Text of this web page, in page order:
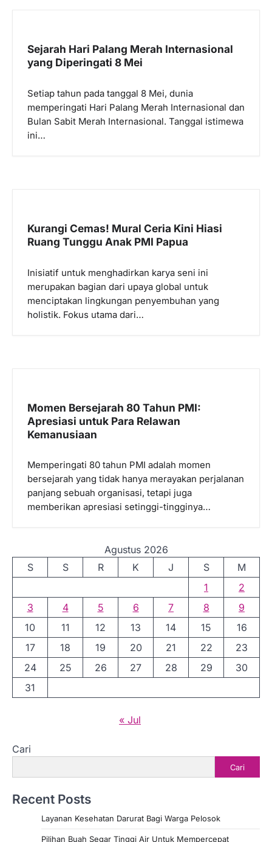
Sejarah Hari Palang Merah Internasional
yang Diperingati 8 Mei
Setiap tahun pada tanggal 8 Mei, dunia
memperingati Hari Palang Merah Internasional dan
Bulan Sabit Merah Internasional. Tanggal istimewa
ini…
Kurangi Cemas! Mural Ceria Kini Hiasi
Ruang Tunggu Anak PMI Papua
Inisiatif untuk menghadirkan karya seni ini
merupakan bagian dari upaya global untuk
menciptakan lingkungan penyembuhan yang
holistik. Fokus utama dari…
Momen Bersejarah 80 Tahun PMI:
Apresiasi untuk Para Relawan
Kemanusiaan
Memperingati 80 tahun PMI adalah momen
bersejarah yang tidak hanya merayakan perjalanan
panjang sebuah organisasi, tetapi juga
memberikan apresiasi setinggi-tingginya…
Agustus 2026
S
S R K J S
M
1
2
3
4 5 6 7 8
9
10
11 12 13 14 15
16
17
18 19 20 21 22
23
24
25 26 27 28 29
30
31
« Jul
Cari
Cari
Recent Posts
Layanan Kesehatan Darurat Bagi Warga Pelosok
Pilihan Buah Segar Tinggi Air Untuk Mempercepat